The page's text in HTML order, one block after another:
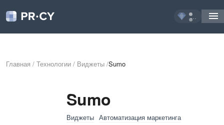
...
Главная / Технологии / Виджеты /Sumo
Sumo
Виджеты Автоматизация маркетинга